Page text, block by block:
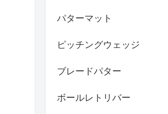
パターマット
ピッチングウェッジ
ブレードパター
ボールレトリバー